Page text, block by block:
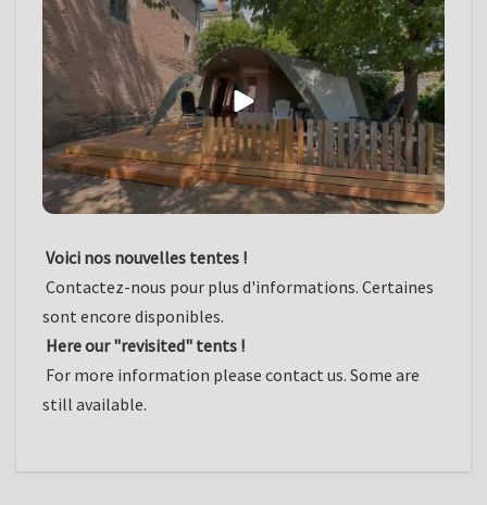
Voici nos nouvelles tentes !
Contactez-nous pour plus d'informations. Certaines
sont encore disponibles.
Here our "revisited" tents !
For more information please contact us. Some are
still available.